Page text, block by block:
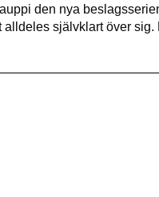
den nya
självklart över sig.